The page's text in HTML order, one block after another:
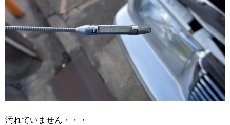
汚れていません・・・